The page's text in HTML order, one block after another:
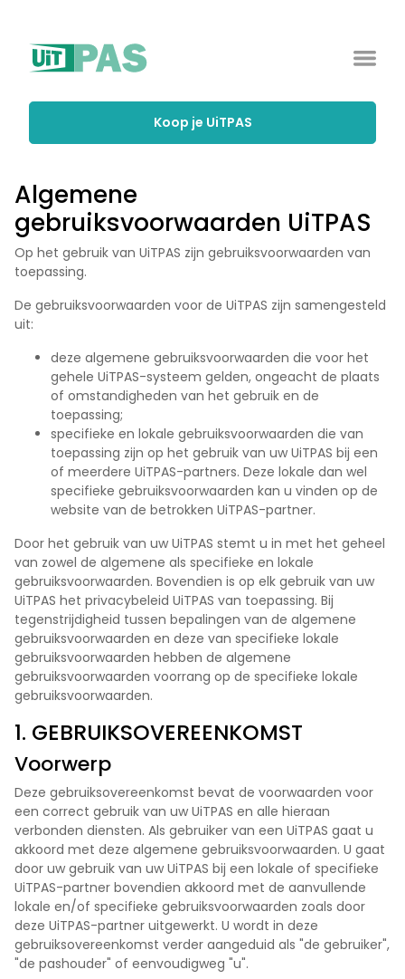
Koop je UiTPAS
Algemene
gebruiksvoorwaarden UiTPAS
Op het gebruik van UiTPAS zijn gebruiksvoorwaarden van
toepassing.
De gebruiksvoorwaarden voor de UiTPAS zijn samengesteld
uit:
deze algemene gebruiksvoorwaarden die voor het
gehele UiTPAS-systeem gelden, ongeacht de plaats
of omstandigheden van het gebruik en de
toepassing;
specifieke en lokale gebruiksvoorwaarden die van
toepassing zijn op het gebruik van uw UiTPAS bij een
of meerdere UiTPAS-partners. Deze lokale dan wel
specifieke gebruiksvoorwaarden kan u vinden op de
website van de betrokken UiTPAS-partner.
Door het gebruik van uw UiTPAS stemt u in met het geheel
van zowel de algemene als specifieke en lokale
gebruiksvoorwaarden. Bovendien is op elk gebruik van uw
UiTPAS het privacybeleid UiTPAS van toepassing. Bij
tegenstrijdigheid tussen bepalingen van de algemene
gebruiksvoorwaarden en deze van specifieke lokale
gebruiksvoorwaarden hebben de algemene
gebruiksvoorwaarden voorrang op de specifieke lokale
gebruiksvoorwaarden.
1. GEBRUIKSOVEREENKOMST
Voorwerp
Deze gebruiksovereenkomst bevat de voorwaarden voor
een correct gebruik van uw UiTPAS en alle hieraan
verbonden diensten. Als gebruiker van een UiTPAS gaat u
akkoord met deze algemene gebruiksvoorwaarden. U gaat
door uw gebruik van uw UiTPAS bij een lokale of specifieke
UiTPAS-partner bovendien akkoord met de aanvullende
lokale en/of specifieke gebruiksvoorwaarden zoals door
deze UiTPAS-partner uitgewerkt. U wordt in deze
gebruiksovereenkomst verder aangeduid als "de gebruiker",
"de pashouder" of eenvoudigweg "u".